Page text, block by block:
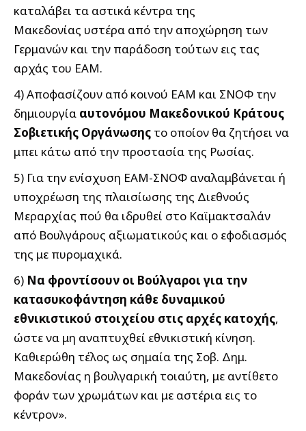
καταλάβει τα αστικά κέντρα της
Μακεδονίας υστέρα από την αποχώρηση των
Γερμανών και την παράδοση τούτων εις τας
αρχάς του ΕΑΜ.
4) Αποφασίζουν από κοινού ΕΑΜ και ΣΝΟΦ την
δημιουργία αυτονόμου Μακεδονικού Κράτους
Σοβιετικής Οργάνωσης το οποίον θα ζητήσει να
μπει κάτω από την προστασία της Ρωσίας.
5) Για την ενίσχυση ΕΑΜ-ΣΝΟΦ αναλαμβάνεται ή
υποχρέωση της πλαισίωσης της Διεθνούς
Μεραρχίας πού θα ιδρυθεί στο Καϊμακτσαλάν
από Βουλγάρους αξιωματικούς και ο εφοδιασμός
της με πυρομαχικά.
6) Να φροντίσουν οι Βούλγαροι για την
κατασυκοφάντηση κάθε δυναμικού
εθνικιστικού στοιχείου στις αρχές κατοχής,
ώστε να μη αναπτυχθεί εθνικιστική κίνηση.
Καθιερώθη τέλος ως σημαία της Σοβ. Δημ.
Μακεδονίας η βουλγαρική τοιαύτη, με αντίθετο
φοράν των χρωμάτων και με αστέρια εις το
κέντρον».